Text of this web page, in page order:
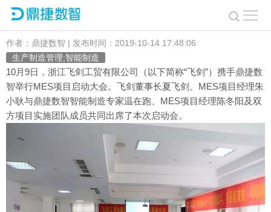
作者：鼎捷数智 | 发布时间：2019-10-14 17:48:06
生产制造管理;智能制造
10月9日，浙江飞剑工贸有限公司（以下简称“飞剑”）携手鼎捷数
智举行MES项目启动大会。飞剑董事长夏飞剑、MES项目经理朱
小耿与鼎捷数智智能制造专家温在跑、MES项目经理陈冬阳及双
方项目实施团队成员共同出席了本次启动会。